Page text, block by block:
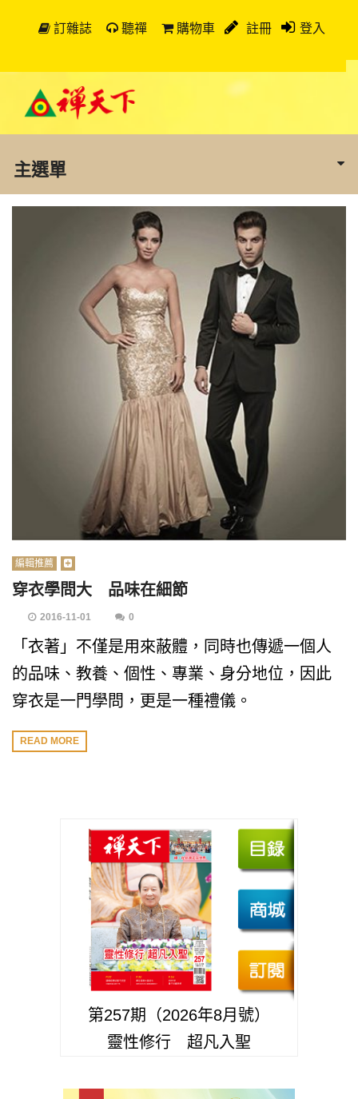
訂雜誌 聽禪 購物車 註冊 登入
主選單
編輯推薦
穿衣學問大 品味在細節
2016-11-01 0
「衣著」不僅是用來蔽體，同時也傳遞一個人
的品味、教養、個性、專業、身分地位，因此
穿衣是一門學問，更是一種禮儀。
READ MORE
第257期（2026年8月號）
靈性修行 超凡入聖